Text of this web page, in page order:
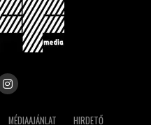
MÉDIAAJÁNLAT HIRDETŐ